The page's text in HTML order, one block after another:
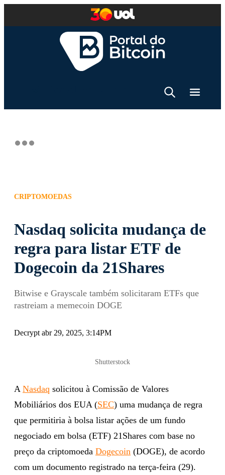
CRIPTOMOEDAS
Nasdaq solicita mudança de
regra para listar ETF de
Dogecoin da 21Shares
Bitwise e Grayscale também solicitaram ETFs que
rastreiam a memecoin DOGE
Decrypt abr 29, 2025, 3:14PM
Shutterstock
A Nasdaq solicitou à Comissão de Valores
Mobiliários dos EUA (SEC) uma mudança de regra
que permitiria à bolsa listar ações de um fundo
negociado em bolsa (ETF) 21Shares com base no
preço da criptomoeda Dogecoin (DOGE), de acordo
com um documento registrado na terça-feira (29).